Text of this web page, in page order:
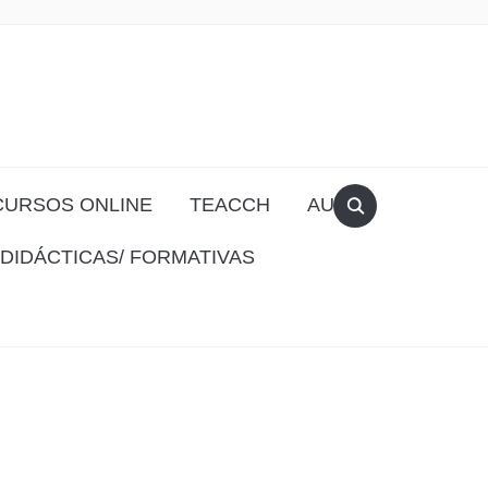
ONLINE TEACCH AULA
FORMATIVAS